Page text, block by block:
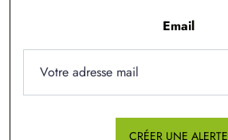
Email
CRÉER UNE ALERTE